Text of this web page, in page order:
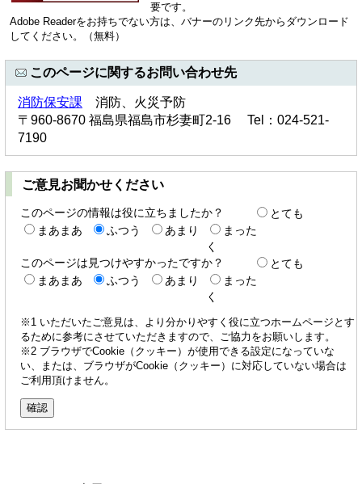
要です。
Adobe Readerをお持ちでない方は、バナーのリンク先からダウンロード
してください。（無料）
このページに関するお問い合わせ先
消防保安課 消防、火災予防
〒960-8670 福島県福島市杉妻町2-16 Tel：024-521-
7190
ご意見お聞かせください
このページの情報は役に立ちましたか？
とても
まあまあ
ふつう あまり
まった
く
このページは見つけやすかったですか？
とても
まあまあ
ふつう あまり
まった
く
※1 いただいたご意見は、より分かりやすく役に立つホームページとす
るために参考にさせていただきますので、ご協力をお願いします。
※2 ブラウザでCookie（クッキー）が使用できる設定になっていな
い、または、ブラウザがCookie（クッキー）に対応していない場合は
ご利用頂けません。